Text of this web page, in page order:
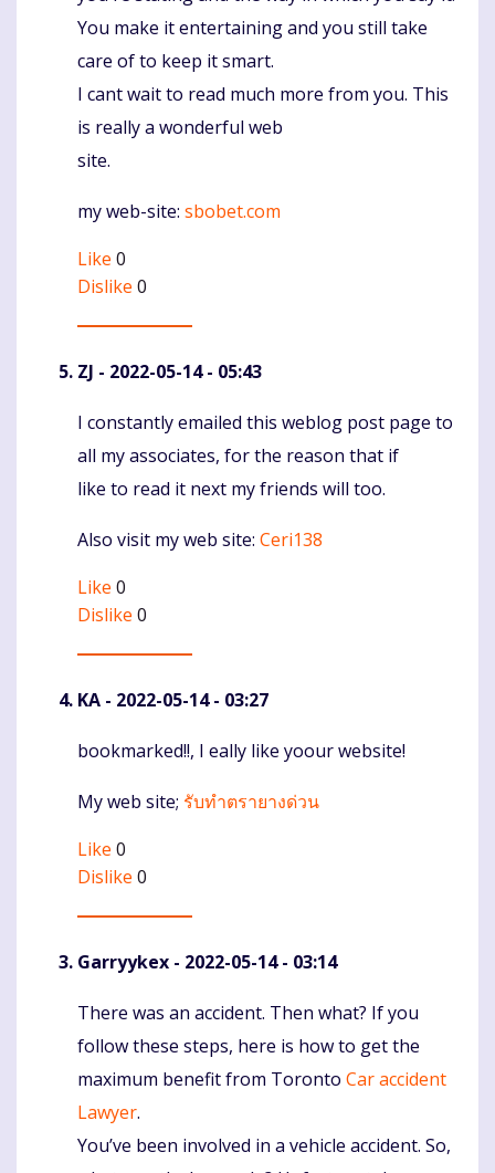
You make it entertaining and you still take
care of to keep it smart.
I cant wait to read much more from you. This
is really a wonderful web
site.
my web-site: sbobet.com
Like 0
Dislike 0
ZJ - 2022-05-14 - 05:43
Komentaras
I constantly emailed this weblog post page to
all my associates, for the reason that if
like to read it next my friends will too.
Also visit my web site: Ceri138
Like 0
Dislike 0
KA - 2022-05-14 - 03:27
Komentaras
bookmarked!!, I eally like yoour website!
My web site; รับทำตรายางด่วน
Like 0
Dislike 0
Garryykex - 2022-05-14 - 03:14
Komentaras
There was an accident. Then what? If you
follow these steps, here is how to get the
maximum benefit from Toronto Car accident
Lawyer.
You’ve been involved in a vehicle accident. So,